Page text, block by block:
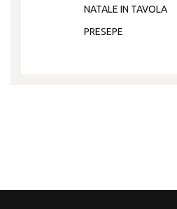
NATALE IN TAVOLA
PRESEPE